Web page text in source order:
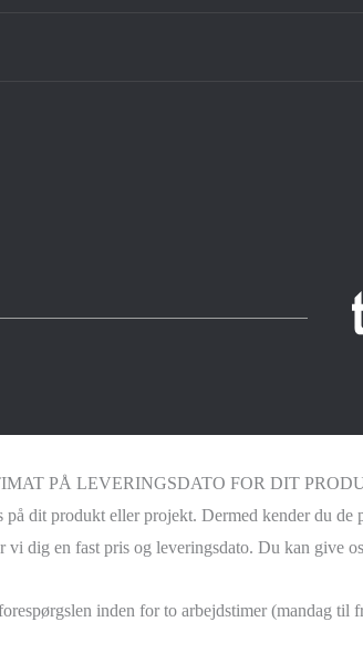
PÅ LEVERINGSDATO FOR DIT
dit produkt eller projekt. Dermed kender du
dig en fast pris og leveringsdato. Du kan give
inden for to arbejdstimer (mandag til